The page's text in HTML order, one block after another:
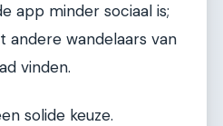
app minder sociaal is;
andere wandelaars van
vinden.
solide keuze.